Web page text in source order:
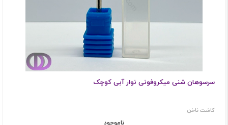
سرسوهان شنی میکروفونی نوار آبی کوچک
کاشت ناخن
ناموجود